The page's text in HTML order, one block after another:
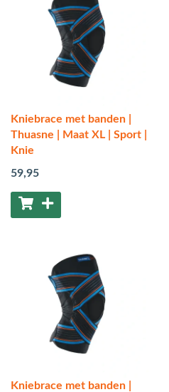
Kniebrace met banden |
Thuasne | Maat XL | Sport |
Knie
59,95
Kniebrace met banden |